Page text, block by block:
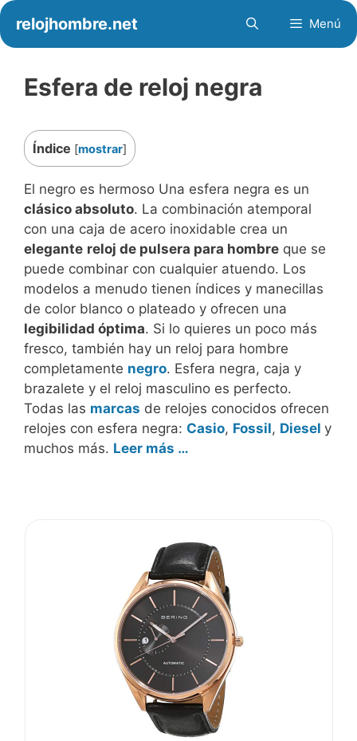
Saltar
al
contenido
relojhombre.net Menú
Esfera de reloj negra
Índice [mostrar]
El negro es hermoso Una esfera negra es un
clásico absoluto. La combinación atemporal
con una caja de acero inoxidable crea un
elegante reloj de pulsera para hombre que se
puede combinar con cualquier atuendo. Los
modelos a menudo tienen índices y manecillas
de color blanco o plateado y ofrecen una
legibilidad óptima. Si lo quieres un poco más
fresco, también hay un reloj para hombre
completamente negro. Esfera negra, caja y
brazalete y el reloj masculino es perfecto.
Todas las marcas de relojes conocidos ofrecen
relojes con esfera negra: Casio, Fossil, Diesel y
muchos más. Leer más …